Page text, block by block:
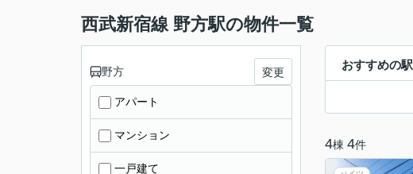
西武新宿線 野方駅の物件一覧
おすすめの駅
4棟 4件
野方 変更
アパート
マンション
一戸建て